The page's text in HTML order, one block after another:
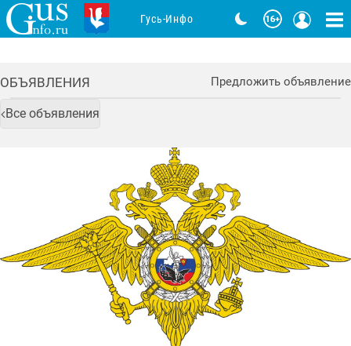
ОБЪЯВЛЕНИЯ Предложить объявление
Все объявления
Гусь-Инфо